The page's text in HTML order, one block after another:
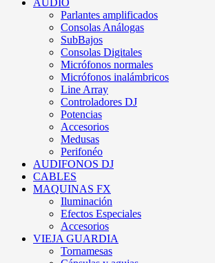
AUDIO
Parlantes amplificados
Consolas Análogas
SubBajos
Consolas Digitales
Micrófonos normales
Micrófonos inalámbricos
Line Array
Controladores DJ
Potencias
Accesorios
Medusas
Perifonéo
AUDIFONOS DJ
CABLES
MAQUINAS FX
Iluminación
Efectos Especiales
Accesorios
VIEJA GUARDIA
Tornamesas